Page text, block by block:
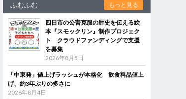
ふむふむ もっと見る
四日市の公害克服の歴史を伝える絵
本『スモックリン』制作プロジェク
ト クラウドファンディングで支援
を募集
2026年8月5日
「中東発」値上げラッシュが本格化 飲食料品値上
げ、約3年ぶりの多さに
2026年8月4日